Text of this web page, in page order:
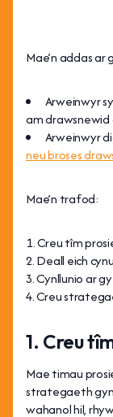
Mae’n addas ar
Arweinwyr
am drawsnewid
Arweinwyr
neu broses
Mae’n trafod:
Creu tîm
Deall eich
Cynllunio ar
Creu
1. Creu
Mae timau
strategaeth
wahanol hil,